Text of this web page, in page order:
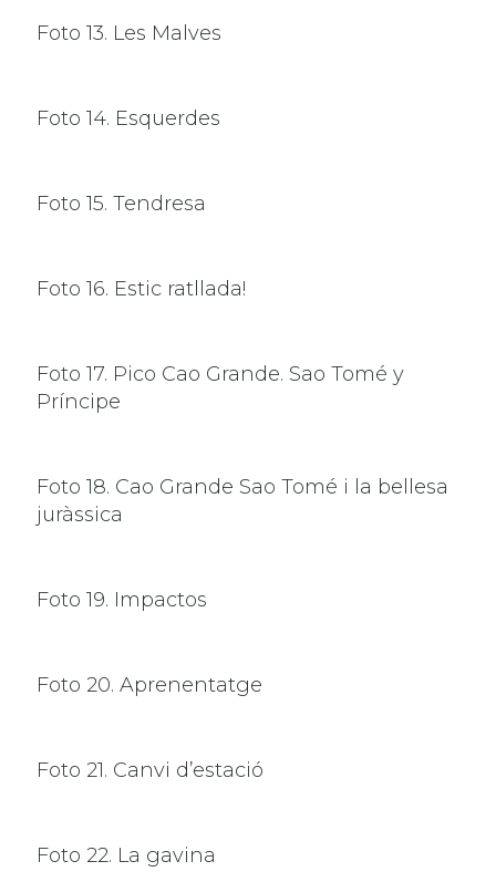
Foto 13. Les Malves
Foto 14. Esquerdes
Foto 15. Tendresa
Foto 16. Estic ratllada!
Foto 17. Pico Cao Grande. Sao Tomé y
Príncipe
Foto 18. Cao Grande Sao Tomé i la bellesa
juràssica
Foto 19. Impactos
Foto 20. Aprenentatge
Foto 21. Canvi d’estació
Foto 22. La gavina